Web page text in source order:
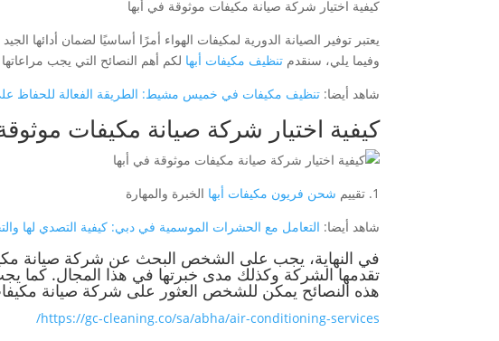
كيفية اختيار شركة صيانة مكيفات موثوقة في أبها
يعتبر توفير الصيانة الدورية لمكيفات الهواء أمرًا أساسيًا لضمان
وفيما يلي، سنقدم تنظيف مكيفات أبها لكم أهم النصائح التي يجب
شاهد أيضا: تنظيف مكيفات في خميس مشيط: الطريقة الفعالة للحفاظ
كيفية اختيار شركة صيانة مكيفات
1. تقييم شحن فريون مكيفات أبها الخبرة والمهارة
شاهد أيضا: التعامل مع الحشرات الموسمية في دبي: كيفية التصدي لها
في النهاية، يجب على الشخص البحث عن شركة صيانة
تقدمها الشركة وكذلك مدى خبرتها في هذا المجال.
هذه النصائح يمكن للشخص العثور على شركة صيانة
https://gc-cleaning.co/sa/abha/air-conditioning-services/